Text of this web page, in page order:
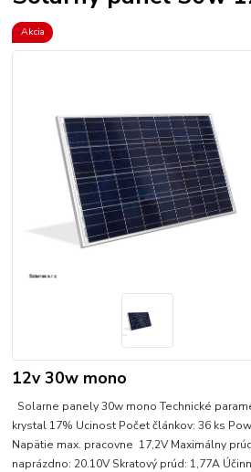
Akcia
12v 30w mono
Solarne panely 30w mono Technické
krystal 17% Ucinost Počet článkov: 36 ks
Napätie max. pracovne 17,2V Maximálny
naprázdno: 20.10V Skratový prúd: 1,77A